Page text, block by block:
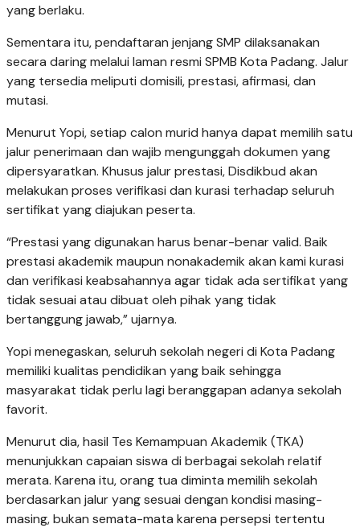
yang berlaku.
Sementara itu, pendaftaran jenjang SMP dilaksanakan
secara daring melalui laman resmi SPMB Kota Padang. Jalur
yang tersedia meliputi domisili, prestasi, afirmasi, dan
mutasi.
Menurut Yopi, setiap calon murid hanya dapat memilih satu
jalur penerimaan dan wajib mengunggah dokumen yang
dipersyaratkan. Khusus jalur prestasi, Disdikbud akan
melakukan proses verifikasi dan kurasi terhadap seluruh
sertifikat yang diajukan peserta.
“Prestasi yang digunakan harus benar-benar valid. Baik
prestasi akademik maupun nonakademik akan kami kurasi
dan verifikasi keabsahannya agar tidak ada sertifikat yang
tidak sesuai atau dibuat oleh pihak yang tidak
bertanggung jawab,” ujarnya.
Yopi menegaskan, seluruh sekolah negeri di Kota Padang
memiliki kualitas pendidikan yang baik sehingga
masyarakat tidak perlu lagi beranggapan adanya sekolah
favorit.
Menurut dia, hasil Tes Kemampuan Akademik (TKA)
menunjukkan capaian siswa di berbagai sekolah relatif
merata. Karena itu, orang tua diminta memilih sekolah
berdasarkan jalur yang sesuai dengan kondisi masing-
masing, bukan semata-mata karena persepsi tertentu